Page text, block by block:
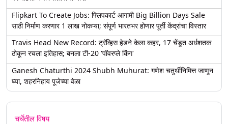
Flipkart To Create Jobs: फ्लिपकार्ट आगामी Big Billion Days Sale
साठी निर्माण करणार 1 लाख नोकऱ्या; संपूर्ण भारतभर होणार पूर्ती केंद्रांचा विस्तार
Travis Head New Record: ट्रॅव्हिस हेडने केला कहर, 17 चेंडूत अर्धशतक
ठोकून रचला इतिहास; बनला टी-20 'पॉवरप्ले किंग'
Ganesh Chaturthi 2024 Shubh Muhurat: गणेश चतुर्थीनिमित्त जाणून
घ्या, शहरनिहाय पूजेच्या वेळा
चर्चेतील विषय